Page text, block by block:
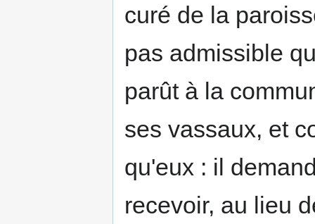
curé de la
pas admis­sible
parût à la
ses vassaux, et
qu'eux : il
recevoir, au lieu